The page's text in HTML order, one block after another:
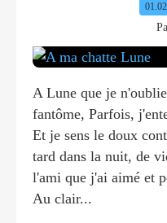
A Lune que je
fantôme, Parfois,
Et je sens le doux
tard dans la nuit, de
l'ami que j'ai aimé et
Au clair...